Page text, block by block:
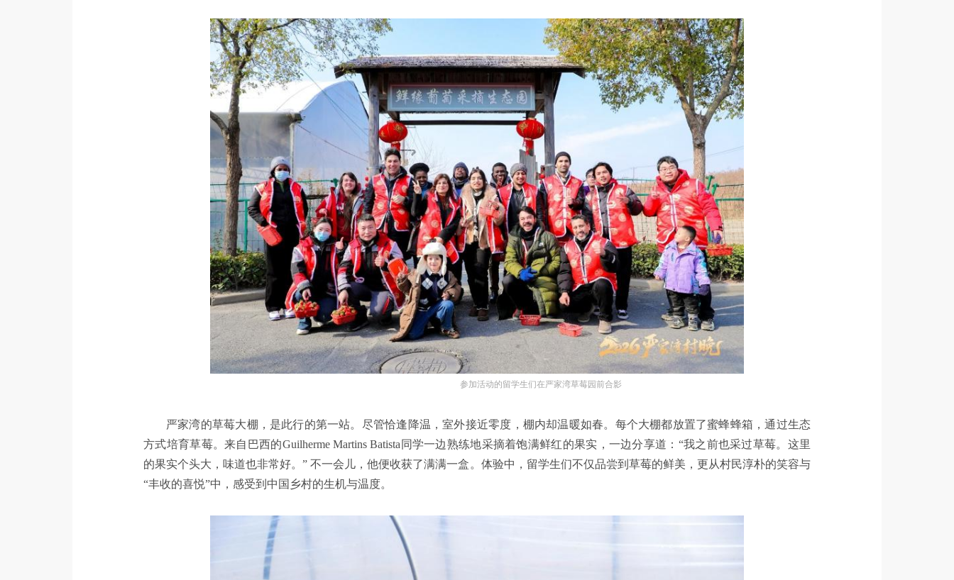
参加活动的留学生们在严家湾草莓园前合影
严家湾的草莓大棚，是此行的第一站。尽管恰逢降温，室外接近零度，棚内却温暖如春。每个大棚都放置了蜜蜂蜂箱，通过生态
方式培育草莓。来自巴西的Guilherme Martins Batista同学一边熟练地采摘着饱满鲜红的果实，一边分享道：“我之前也采过草莓。这里
的果实个头大，味道也非常好。” 不一会儿，他便收获了满满一盒。体验中，留学生们不仅品尝到草莓的鲜美，更从村民淳朴的笑容与
“丰收的喜悦”中，感受到中国乡村的生机与温度。